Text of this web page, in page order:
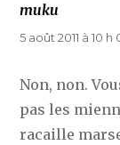
muku
5 août 2011 à 10 h
Non, non.
pas les
racaille